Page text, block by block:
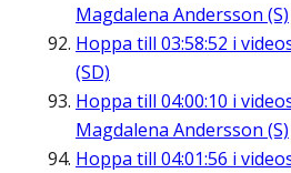
Magdalena Andersson (S)
Hoppa till 03:58:52 i
(SD)
Hoppa till 04:00:10 i
Magdalena Andersson (S)
Hoppa till 04:01:56 i